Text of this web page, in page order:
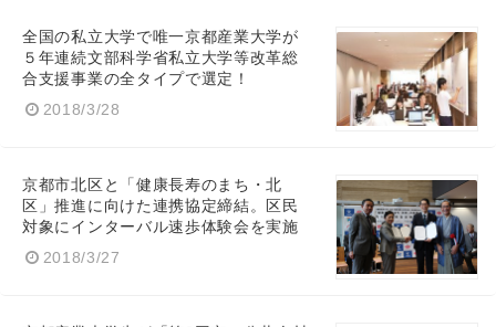
全国の私立大学で唯一京都産業大学が
５年連続文部科学省私立大学等改革総
合支援事業の全タイプで選定！
2018/3/28
京都市北区と「健康長寿のまち・北
区」推進に向けた連携協定締結。区民
対象にインターバル速歩体験会を実施
2018/3/27